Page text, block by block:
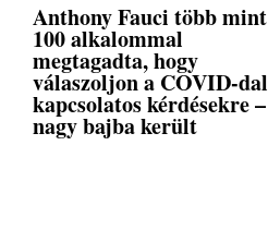
Anthony Fauci több mint
100 alkalommal
megtagadta, hogy
válaszoljon a COVID-dal
kapcsolatos kérdésekre –
nagy bajba került